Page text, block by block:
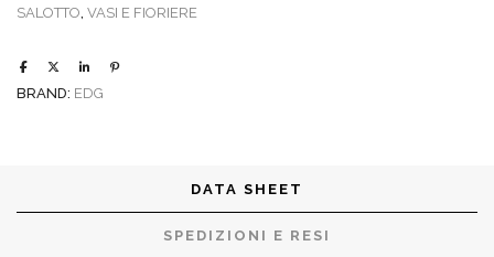
SALOTTO, VASI E FIORIERE
BRAND: EDG
DATA SHEET
SPEDIZIONI E RESI